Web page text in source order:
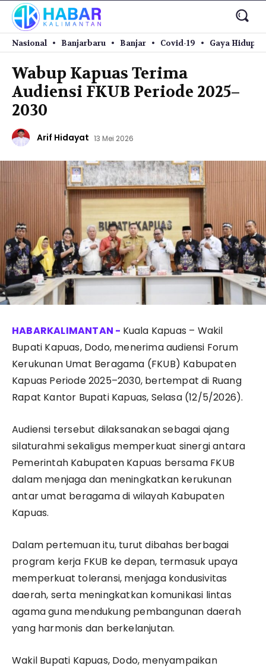
Nasional Banjarbaru Banjar Covid-19 Gaya Hidup
Wabup Kapuas Terima
Audiensi FKUB Periode 2025–
2030
Arif Hidayat 13 Mei 2026
Kuala Kapuas – Wakil
Bupati Kapuas, Dodo, menerima audiensi Forum
Kerukunan Umat Beragama (FKUB) Kabupaten
Kapuas Periode 2025–2030, bertempat di Ruang
Rapat Kantor Bupati Kapuas, Selasa (12/5/2026).
Audiensi tersebut dilaksanakan sebagai ajang
silaturahmi sekaligus memperkuat sinergi antara
Pemerintah Kabupaten Kapuas bersama FKUB
dalam menjaga dan meningkatkan kerukunan
antar umat beragama di wilayah Kabupaten
Kapuas.
Dalam pertemuan itu, turut dibahas berbagai
program kerja FKUB ke depan, termasuk upaya
memperkuat toleransi, menjaga kondusivitas
daerah, serta meningkatkan komunikasi lintas
agama guna mendukung pembangunan daerah
yang harmonis dan berkelanjutan.
Wakil Bupati Kapuas, Dodo, menyampaikan